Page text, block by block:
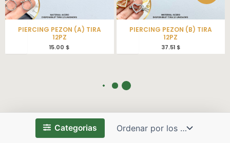
Categorias
PIERCING PEZON (A) TIRA
12PZ
15.00 $
PIERCING PEZON (B) TIRA
12PZ
37.51 $